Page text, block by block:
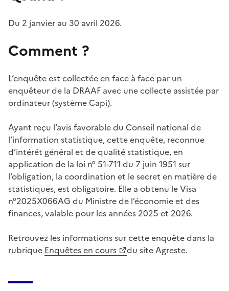
Du 2 janvier au 30 avril 2026.
Comment ?
L’enquête est collectée en face à face par un
enquêteur de la DRAAF avec une collecte assistée par
ordinateur (système Capi).
Ayant reçu l’avis favorable du Conseil national de
l’information statistique, cette enquête, reconnue
d’intérêt général et de qualité statistique, en
application de la loi n° 51-711 du 7 juin 1951 sur
l’obligation, la coordination et le secret en matière de
statistiques, est obligatoire. Elle a obtenu le Visa
n°2025X066AG du Ministre de l’économie et des
finances, valable pour les années 2025 et 2026.
Retrouvez les informations sur cette enquête dans la
rubrique Enquêtes en cours du site Agreste.